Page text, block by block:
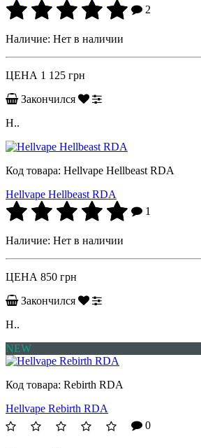
2
Наличие: Нет в наличии
ЦЕНА 1 125 грн
Закончился
H..
Код товара: Hellvape Hellbeast RDA
Hellvape Hellbeast RDA
1
Наличие: Нет в наличии
ЦЕНА 850 грн
Закончился
H..
NEW
Код товара: Rebirth RDA
Hellvape Rebirth RDA
0